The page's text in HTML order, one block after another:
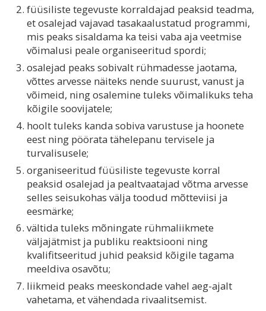
füüsiliste tegevuste korraldajad peaksid teadma,
et osalejad vajavad tasakaalustatud programmi,
mis peaks sisaldama ka teisi vaba aja veetmise
võimalusi peale organiseeritud spordi;
osalejad peaks sobivalt rühmadesse jaotama,
võttes arvesse näiteks nende suurust, vanust ja
võimeid, ning osalemine tuleks võimalikuks teha
kõigile soovijatele;
hoolt tuleks kanda sobiva varustuse ja hoonete
eest ning pöörata tähelepanu tervisele ja
turvalisusele;
organiseeritud füüsiliste tegevuste korral
peaksid osalejad ja pealtvaatajad võtma arvesse
selles seisukohas välja toodud mõtteviisi ja
eesmärke;
vältida tuleks mõningate rühmaliikmete
väljajätmist ja publiku reaktsiooni ning
kvalifitseeritud juhid peaksid kõigile tagama
meeldiva osavõtu;
liikmeid peaks meeskondade vahel aeg-ajalt
vahetama, et vähendada rivaalitsemist.